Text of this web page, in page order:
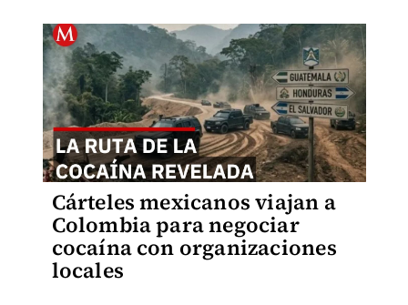
Cárteles mexicanos viajan a
Colombia para negociar
cocaína con organizaciones
locales